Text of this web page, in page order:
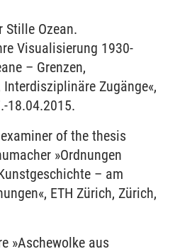
Stille Ozean.
Visualisierung 1930-
– Grenzen,
Zugänge«,
18.04.2015.
of the thesis
»Ordnungen
– am
ETH Zürich, Zürich,
»Aschewolke aus